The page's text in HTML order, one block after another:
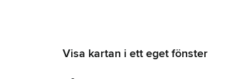
Visa kartan i ett eget fönster